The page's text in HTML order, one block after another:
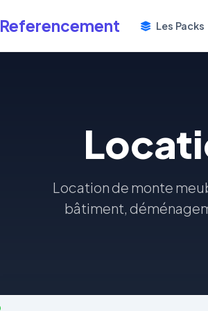
Referencement Les Packs
Location de monte
bâtiment,